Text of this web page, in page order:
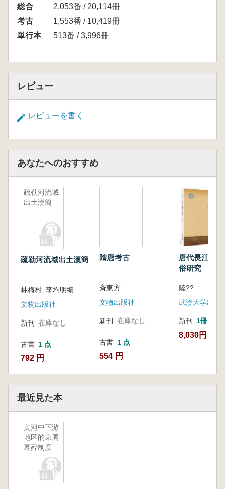
総合
2,053番 / 20,114冊
考古
1,553番 / 10,419冊
単行本
513番 / 3,996冊
レビュー
レビューを書く
あなたへのおすすめ
疏勒河流域
出土漢簡
疏勒河流域出土漢簡
林梅村, 李均明编
文物出版社
新刊 在庫なし
古書 1 点
792 円
隋唐考古
斉東方
文物出版社
新刊 在庫なし
古書 1 点
554 円
唐代長江流
俗研究
陸??
武漢大学出版
新刊 1冊
8,030円
最近見た本
黄河中下游
地区的東周
墓葬制度